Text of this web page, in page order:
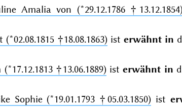
Amalia von (*29.12.1786
†18.08.1863)ist erwähnt in
†13.06.1889)isterwähnt in
Sophie (*19.01.1793 †05.03.1850) ist